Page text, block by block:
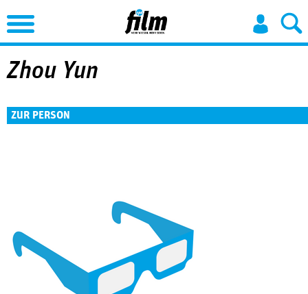
Jump to Navigation
Zhou Yun
ZUR PERSON